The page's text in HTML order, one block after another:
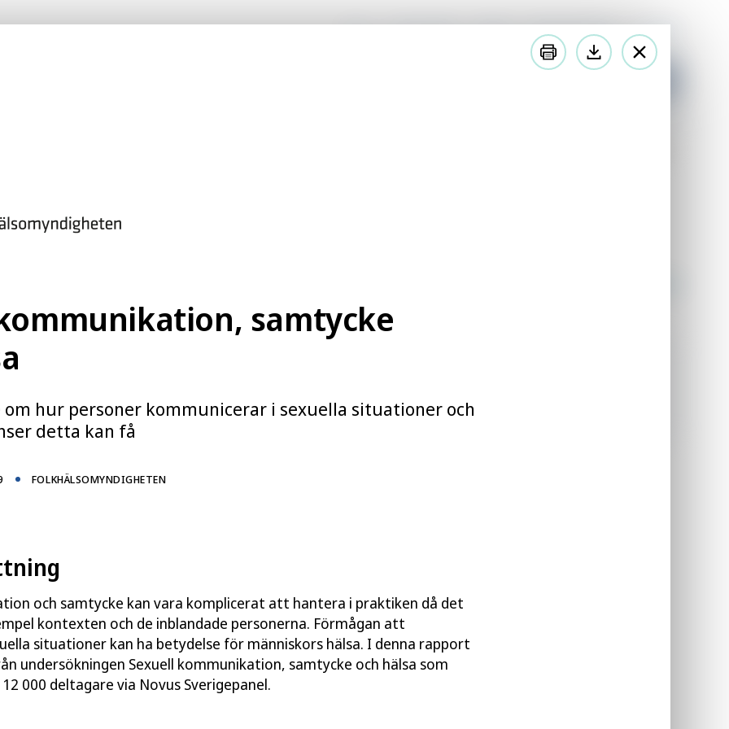
samtycke
hur personer kommunicerar i sexuella situationer och
detta kan få
FOLKHÄLSOMYNDIGHETEN
och samtycke kan vara komplicerat att hantera i praktiken då det
kontexten och de inblandade personerna. Förmågan att
situationer kan ha betydelse för människors hälsa. I denna rapport
undersökningen Sexuell kommunikation, samtycke och hälsa som
000 deltagare via Novus Sverigepanel.
Press Teckenspråk Lättläst Minoritetsspråk In English
samtycke och hälsa
kommunicerar i sexuella situationer och vilka konsekvenser detta
undersökning som Folkhälsomyndigheten
ca 12 000 personer fått svara på frågor om sexuell
situationer, och på vilket sätt man visar att man vill
hur kommunikationsförmågan upplevs påverka
ta del av den rapport som beskriver resultaten
i Sverige 2017
Läs publikation